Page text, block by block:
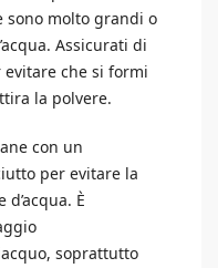
sono molto grandi o
Assicurati di
che si formi
la polvere.
con un
per evitare la
È
soprattutto